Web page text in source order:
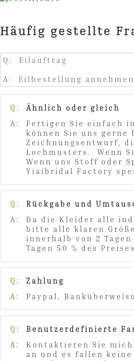
Häufig gestellte
Q: Eilauftrag
A: Eilbestellung
Q:
Ähnlich oder gleich
A:
Fertigen Sie einfach
können Sie uns gerne
Zeichnungsentwurf,
Lochmusters. Wenn
Wenn uns Stoff oder
Yiaibridal Factory
Q:
Rückgabe und
A:
Da die Kleider alle
bitte alle klaren
innerhalb von 2
Tagen 50 % des
Q:
Zahlung
A:
Paypal,
Q:
Benutzerdefinierte
A:
Kontaktieren Sie
an und es fallen